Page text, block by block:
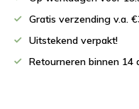
Gratis verzending v.a.
Uitstekend verpakt!
Retourneren binnen 14